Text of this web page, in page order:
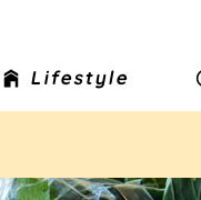
Lifestyle